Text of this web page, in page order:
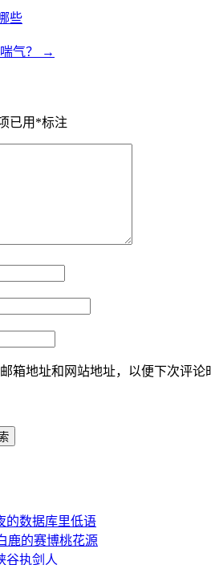
些
气？ →
已用 *标注
箱地址和网站地址，以便下次评论
的数据库里低语
鹿的赛博桃花源
谷执剑人